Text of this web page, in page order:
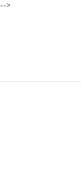
-->